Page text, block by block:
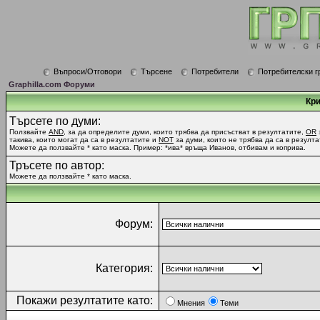
Въпроси/Отговори Търсене Потребители
Потребителски
Graphilla.com Форуми
Търсете по думи:
Ползвайте AND , за да определите думи, които трябва да присъстват в резултатите, OR
такива, които могат да са в резултатите и NOT за думи, които не трябва да са в
Можете да ползвайте * като маска. Пример: *ива* връща Иванов, отбивам и коприва.
Тръсете по автор:
Можете да ползвайте * като маска.
Форум:
Категория:
Покажи резултатите като: Мнения Теми